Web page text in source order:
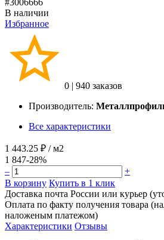
В наличии
Избранное
0 | 940 заказов
Производитель:
Все характеристики
1 443.25 ₽ / м2
1 847-28%
–
+
В корзину Купить в 1 клик
Доставка почта России или курьер
Оплата по факту получения товара
наложеным платежом)
Характеристики Отзывы